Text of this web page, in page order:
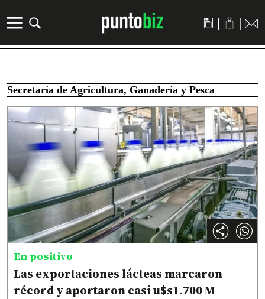
| |
Secretaría de Agricultura, Ganadería y Pesca
En positivo
Las exportaciones lácteas marcaron
récord y aportaron casi u$s1.700 M